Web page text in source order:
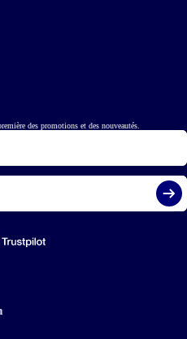
des promotions et des nouveautés.